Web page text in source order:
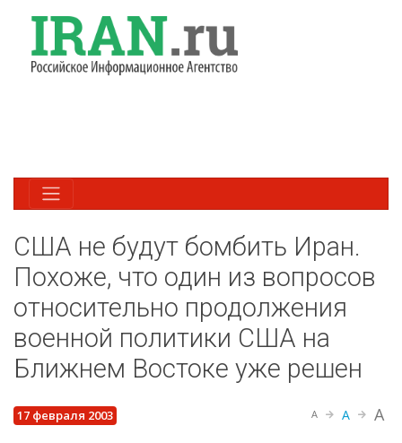
США не будут бомбить Иран.
Похоже, что один из вопросов
относительно продолжения
военной политики США на
Ближнем Востоке уже решен
17 февраля 2003 A A A